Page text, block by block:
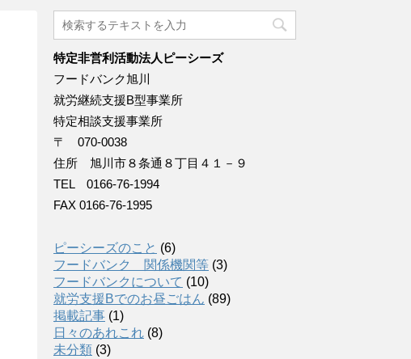
特定非営利活動法人ピーシーズ
フードバンク旭川
就労継続支援B型事業所
特定相談支援事業所
〒 070-0038
住所 旭川市８条通８丁目４１－９
TEL 0166-76-1994
FAX 0166-76-1995
ピーシーズのこと (6)
フードバンク 関係機関等 (3)
フードバンクについて (10)
就労支援Bでのお昼ごはん (89)
掲載記事 (1)
日々のあれこれ (8)
未分類 (3)